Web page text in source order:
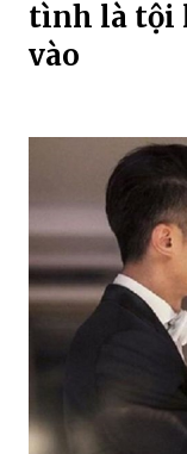
tình là tội
vào